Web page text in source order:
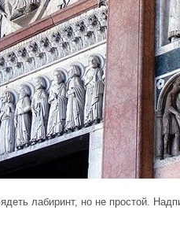
лабиринт, но не простой.